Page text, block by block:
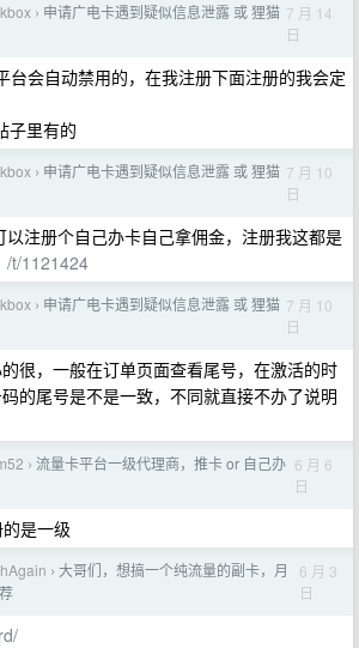
› 申请广电卡遇到疑似信息泄露 或 狸猫 7 月 14
日
台会自动禁用的，在我注册下面注册的我会定
子里有的
› 申请广电卡遇到疑似信息泄露 或 狸猫 7 月 10
日
注册个自己办卡自己拿佣金，注册我这都是
/t/1121424
› 申请广电卡遇到疑似信息泄露 或 狸猫 7 月 10
日
很，一般在订单页面查看尾号，在激活的时
的尾号是不是一致，不同就直接不办了说明
› 流量卡平台一级代理商，推卡 or 自己办 6 月 6
日
是一级
› 大哥们，想搞一个纯流量的副卡，月
6 月 3
日